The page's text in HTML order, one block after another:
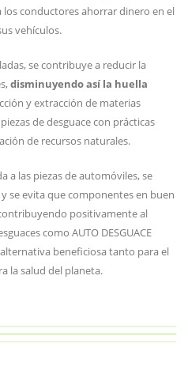
conductores ahorrar dinero en el
vehículos.
se contribuye a reducir la
disminuyendo así la huella
y extracción de materias
de desguace con prácticas
de recursos naturales.
a las piezas de automóviles, se
y se evita que componentes en buen
positivamente al
como AUTO DESGUACE
beneficiosa tanto para el
la salud del planeta.